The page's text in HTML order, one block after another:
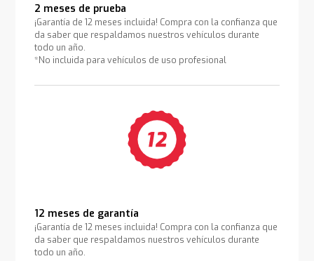
2 meses de prueba
¡Garantía de 12 meses incluida! Compra con la confianza que
da saber que respaldamos nuestros vehículos durante
todo un año.
*No incluida para vehículos de uso profesional
12 meses de garantía
¡Garantía de 12 meses incluida! Compra con la confianza que
da saber que respaldamos nuestros vehículos durante
todo un año.